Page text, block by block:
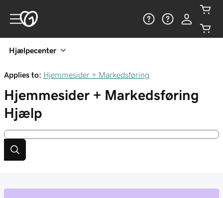
Hjælpecenter
Applies to: Hjemmesider + Markedsføring
Hjemmesider + Markedsføring
Hjælp